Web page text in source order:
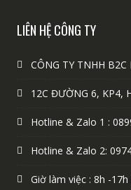
LIÊN HỆ CÔNG TY
CÔNG TY TNHH
12C ĐƯỜNG 6, KP4,
Hotline & Zalo 1 :
Hotline & Zalo 2:
Giờ làm việc : 8h -17h